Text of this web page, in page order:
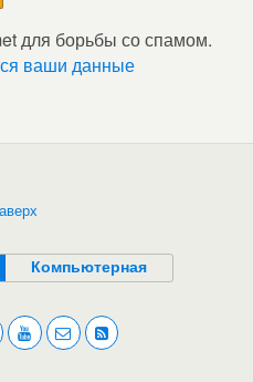
для борьбы со спамом.
ваши данные
Компьютерная